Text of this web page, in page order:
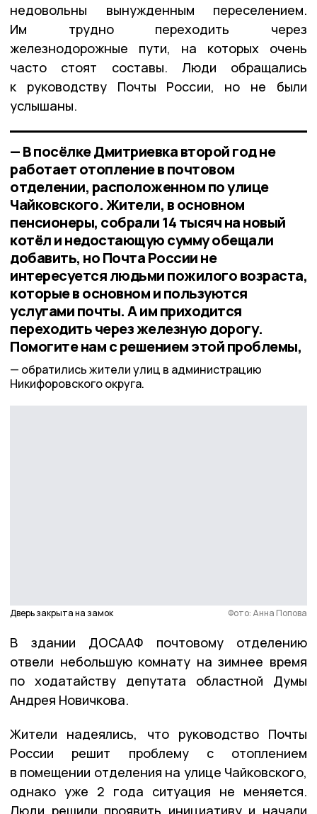
недовольны вынужденным переселением.
Им трудно переходить через
железнодорожные пути, на которых очень
часто стоят составы. Люди обращались
к руководству Почты России, но не были
услышаны.
— В посёлке Дмитриевка второй год не
работает отопление в почтовом
отделении, расположенном по улице
Чайковского. Жители, в основном
пенсионеры, собрали 14 тысяч на новый
котёл и недостающую сумму обещали
добавить, но Почта России не
интересуется людьми пожилого возраста,
которые в основном и пользуются
услугами почты. А им приходится
переходить через железную дорогу.
Помогите нам с решением этой проблемы,
обратились жители улиц в администрацию
Никифоровского округа.
Дверь закрыта на замок Фото: Анна Попова
В здании ДОСААФ почтовому отделению
отвели небольшую комнату на зимнее время
по ходатайству депутата областной Думы
Андрея Новичкова.
Жители надеялись, что руководство Почты
России решит проблему с отоплением
в помещении отделения на улице Чайковского,
однако уже 2 года ситуация не меняется.